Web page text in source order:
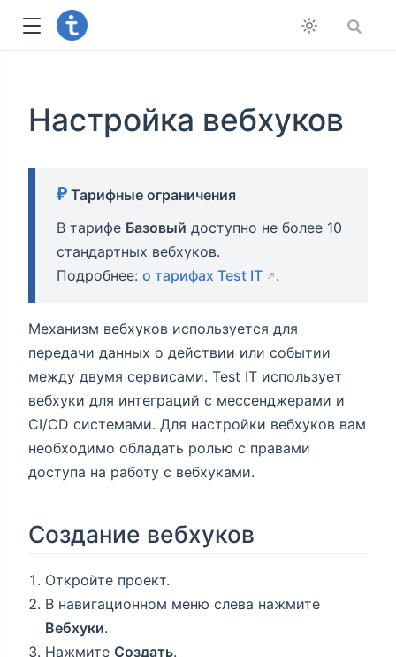
Настройка вебхуков
Тарифные ограничения
В тарифе Базовый доступно не более 10
стандартных вебхуков.
Подробнее: о тарифах Test IT .
Механизм вебхуков используется для
передачи данных о действии или событии
между двумя сервисами. Test IT использует
вебхуки для интеграций с мессенджерами и
CI/CD системами. Для настройки вебхуков вам
необходимо обладать ролью с правами
доступа на работу с вебхуками.
Создание вебхуков
Откройте проект.
В навигационном меню слева нажмите
Вебхуки.
Нажмите Создать.